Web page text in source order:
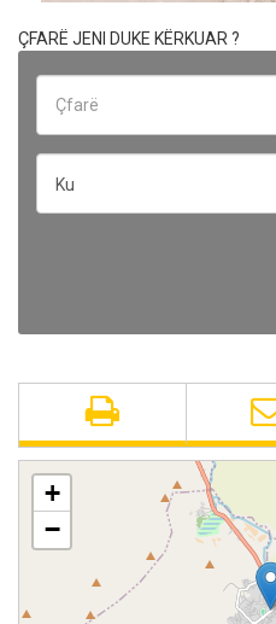
ÇFARË JENI DUKE KËRKUAR ?
Ku
+
−